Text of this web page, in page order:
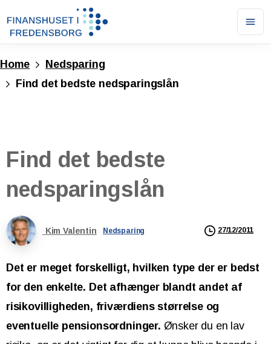
Home
Nedsparing
Find det bedste nedsparingslån
Find det bedste
nedsparingslån
Kim Valentin Nedsparing 27/12/2011
Det er meget forskelligt, hvilken type der er bedst
for den enkelte. Det afhænger blandt andet af
risikovilligheden, friværdiens størrelse og
eventuelle pensionsordninger. Ønsker du en lav